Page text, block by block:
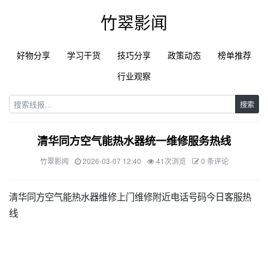
竹翠影闻
好物分享 学习干货 技巧分享 政策动态
榜单推荐
行业观察
搜索
清华同方空气能热水器统一维修服务热线
竹翠影闻 2026-03-07 12:40 41次浏览 0 条评论
清华同方空气能热水器维修上门维修附近电话号码今日客服热
线